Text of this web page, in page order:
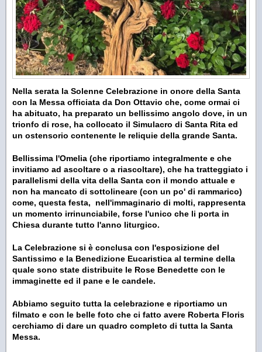
Nella serata la Solenne Celebrazione in onore della Santa
con la Messa officiata da Don Ottavio che, come ormai ci
ha abituato, ha preparato un bellissimo angolo dove, in un
trionfo di rose, ha collocato il Simulacro di Santa Rita ed
un ostensorio contenente le reliquie della grande Santa.
Bellissima l'Omelia (che riportiamo integralmente e che
invitiamo ad ascoltare o a riascoltare), che ha tratteggiato i
parallelismi della vita della Santa con il mondo attuale e
non ha mancato di sottolineare (con un po' di rammarico)
come, questa festa, nell'immaginario di molti, rappresenta
un momento irrinunciabile, forse l'unico che li porta in
Chiesa durante tutto l'anno liturgico.
La Celebrazione si è conclusa con l'esposizione del
Santissimo e la Benedizione Eucaristica al termine della
quale sono state distribuite le Rose Benedette con le
immaginette ed il pane e le candele.
Abbiamo seguito tutta la celebrazione e riportiamo un
filmato e con le belle foto che ci fatto avere Roberta Floris
cerchiamo di dare un quadro completo di tutta la Santa
Messa.